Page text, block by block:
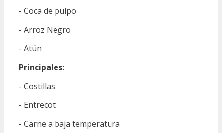
- Coca de pulpo
- Arroz Negro
- Atún
Principales:
- Costillas
- Entrecot
- Carne a baja temperatura